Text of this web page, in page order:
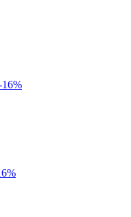
16%